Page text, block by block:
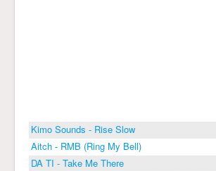
Kimo Sounds - Rise Slow
Aitch - RMB (Ring My Bell)
DA TI - Take Me There